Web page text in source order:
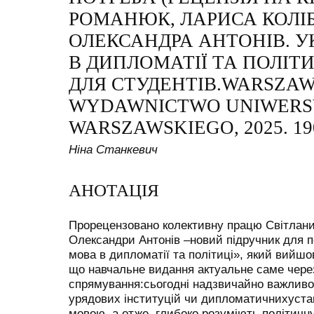
РОМАНЮК, ЛАРИСА
ОЛЕКСАНДРА АНТОНІВ.
В ДИПЛОМАТІЇ ТА
ДЛЯ
WYDAWNICTWO
WARSZAWSKIEGO, 2025.
Ніна Станкевич
АНОТАЦІЯ
Прорецензовано колективну працю
Олександри Антонів –новий підручник для
мова в дипломатії та політиці», який
що навчальне видання актуальне саме
спрямування:сьогодні надзвичайно
урядових інституцій чи